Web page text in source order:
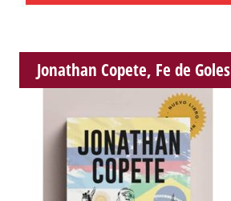
Jonathan Copete, Fe de Goles